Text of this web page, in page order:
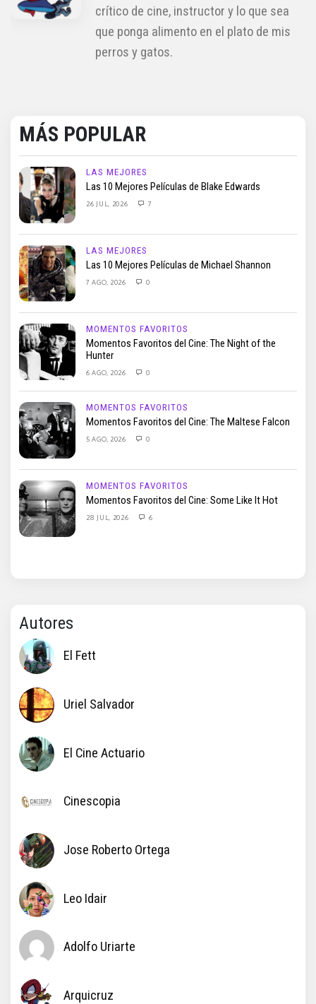
crítico de cine, instructor y lo que sea
que ponga alimento en el plato de mis
perros y gatos.
MÁS POPULAR
LAS MEJORES
Las 10 Mejores Películas de Blake Edwards
26 JUL, 2026 7
LAS MEJORES
Las 10 Mejores Películas de Michael Shannon
7 AGO, 2026 0
MOMENTOS FAVORITOS
Momentos Favoritos del Cine: The Night of the
Hunter
6 AGO, 2026 0
MOMENTOS FAVORITOS
Momentos Favoritos del Cine: The Maltese Falcon
5 AGO, 2026 0
MOMENTOS FAVORITOS
Momentos Favoritos del Cine: Some Like It Hot
28 JUL, 2026 6
Autores
El Fett
Uriel Salvador
El Cine Actuario
Cinescopia
Jose Roberto Ortega
Leo Idair
Adolfo Uriarte
Arquicruz